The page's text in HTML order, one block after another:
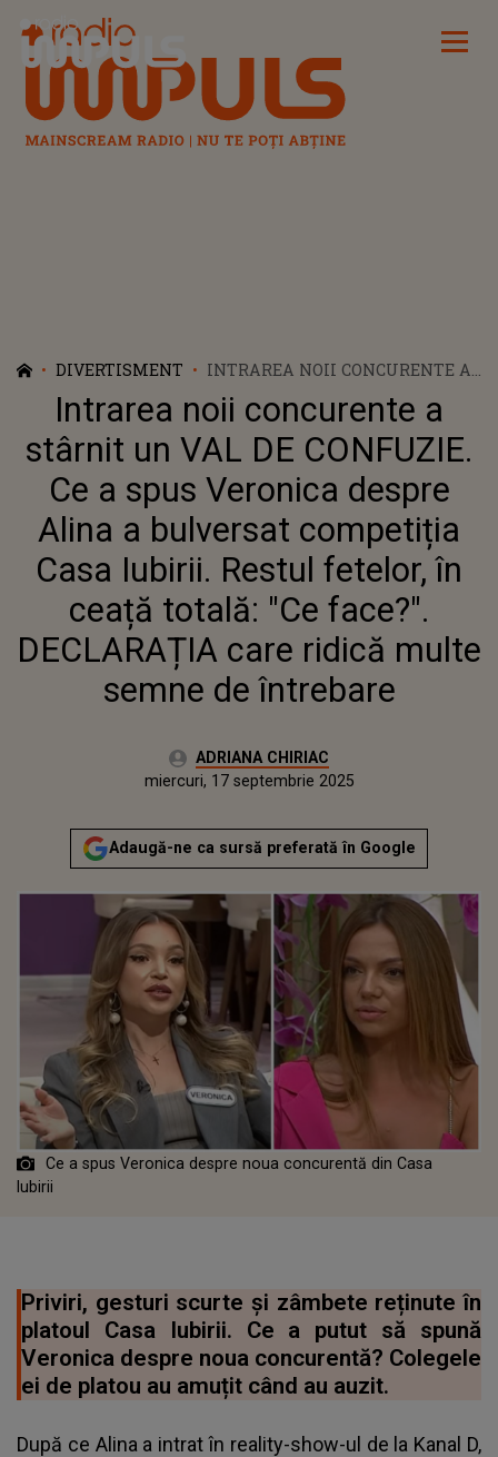
Radio Impuls
DIVERTISMENT
INTRAREA NOII CONCURENTE A
STÂRNIT UN VAL DE CONFUZIE.
CE A SPUS VERONICA DESPRE
ALINA A BULVERSAT
COMPETIȚIA CASA IUBIRII.
RESTUL FETELOR, ÎN CEAȚĂ
TOTALĂ: "CE FACE?". DECLARAȚIA
CARE RIDICĂ MULTE SEMNE DE
ÎNTREBARE
Intrarea noii concurente a
stârnit un VAL DE CONFUZIE.
Ce a spus Veronica despre
Alina a bulversat competiția
Casa Iubirii. Restul fetelor, în
ceață totală: "Ce face?".
DECLARAȚIA care ridică multe
semne de întrebare
Autor:ADRIANA CHIRIAC
miercuri, 17 septembrie 2025
Actualizat:
miercuri, 17 septembrie 2025
Adaugă-ne ca sursă preferată în Google
Ce a spus Veronica despre noua concurentă din Casa
Iubirii
Priviri, gesturi scurte și zâmbete reținute în
platoul Casa Iubirii. Ce a putut să spună
Veronica despre noua concurentă? Colegele
ei de platou au amuțit când au auzit.
După ce Alina a intrat în reality-show-ul de la Kanal D,